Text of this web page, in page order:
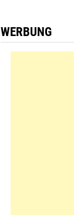
WERBUNG